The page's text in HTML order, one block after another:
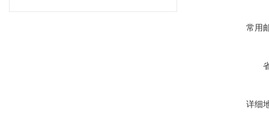
常用
详细